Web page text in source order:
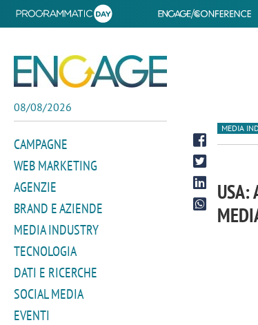
08/08/2026
CAMPAGNE
WEB MARKETING
AGENZIE
BRAND E AZIENDE
MEDIA INDUSTRY
TECNOLOGIA
DATI E RICERCHE
SOCIAL MEDIA
EVENTI
MEDIA
USA: